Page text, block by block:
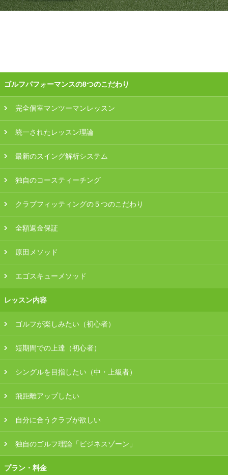
採用情報
ゴルフパフォーマンスの8つのこだわり
完全個室マンツーマンレッスン
統一されたレッスン理論
最新のスイング解析システム
独自のコースティーチング
クラブフィッティングの５つのこだわり
全額返金保証
原田メソッド
エゴスキューメソッド
レッスン内容
ゴルフが楽しみたい（初心者）
短期間での上達（初心者）
シングルを目指したい（中・上級者）
飛距離アップしたい
自分に合うクラブが欲しい
独自のゴルフ理論「ビジネスゾーン」
プラン・料金